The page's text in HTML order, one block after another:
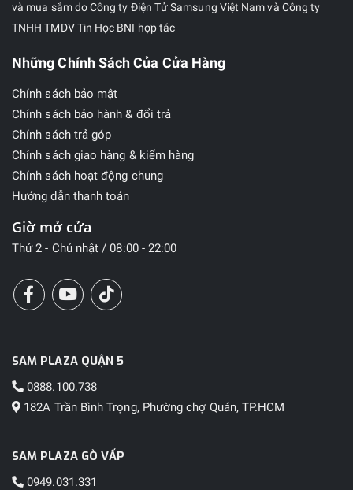
và mua sắm do Công ty Điện Tử Samsung Việt Nam và Công ty
TNHH TMDV Tin Học BNI hợp tác
Những Chính Sách Của Cửa Hàng
Chính sách bảo mật
Chính sách bảo hành & đổi trả
Chính sách trả góp
Chính sách giao hàng & kiểm hàng
Chính sách hoạt động chung
Hướng dẫn thanh toán
Giờ mở cửa
Thứ 2 - Chủ nhật / 08:00 - 22:00
SAM PLAZA QUẬN 5
0888.100.738
182A Trần Bình Trọng, Phường chợ Quán, TP.HCM
SAM PLAZA GÒ VẤP
0949.031.331